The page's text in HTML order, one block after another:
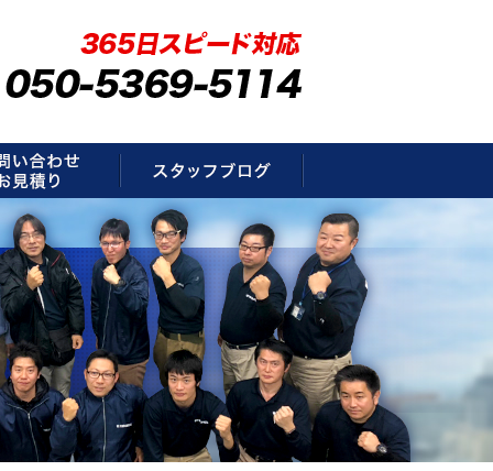
お問い合わせ・お見積もり